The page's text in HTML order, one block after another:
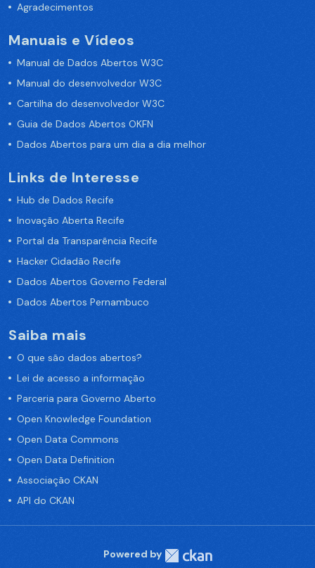
Agradecimentos
Manuais e Vídeos
Manual de Dados Abertos W3C
Manual do desenvolvedor W3C
Cartilha do desenvolvedor W3C
Guia de Dados Abertos OKFN
Dados Abertos para um dia a dia melhor
Links de Interesse
Hub de Dados Recife
Inovação Aberta Recife
Portal da Transparência Recife
Hacker Cidadão Recife
Dados Abertos Governo Federal
Dados Abertos Pernambuco
Saiba mais
O que são dados abertos?
Lei de acesso a informação
Parceria para Governo Aberto
Open Knowledge Foundation
Open Data Commons
Open Data Definition
Associação CKAN
API do CKAN
Powered by